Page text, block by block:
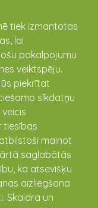
tiek izmantotas
lai
pakalpojumu
veiktspēju.
piekrītat
sīkdatņu
tiesības
mainot
saglabātās
ka atsevišķu
aizliegšana
Skaidra un